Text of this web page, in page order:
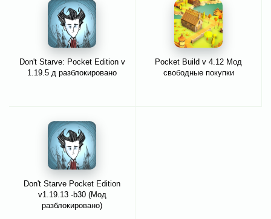
Don't Starve: Pocket Edition v
1.19.5 д разблокировано
Pocket Build v 4.12 Мод
свободные покупки
Don't Starve Pocket Edition
v1.19.13 -b30 (Мод
разблокировано)